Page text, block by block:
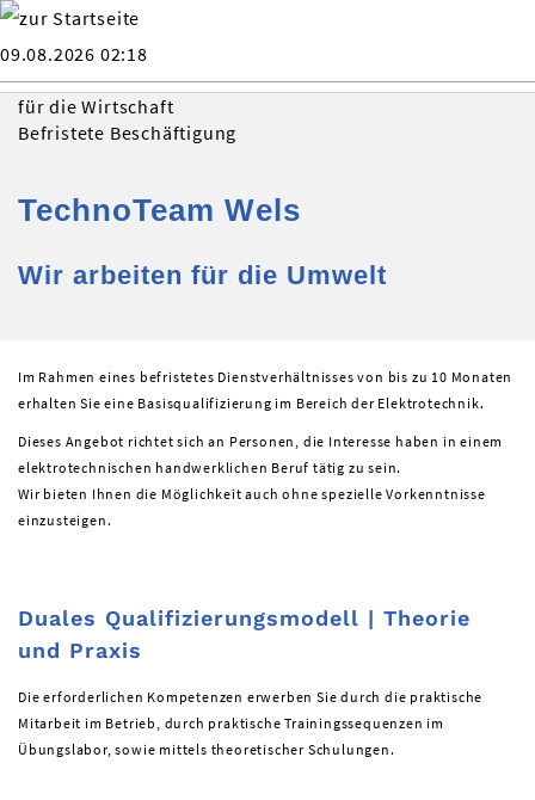
09.08.2026 02:18
für die Wirtschaft
Befristete Beschäftigung
TechnoTeam Wels
Wir arbeiten für die Umwelt
Im Rahmen eines befristetes Dienstverhältnisses von bis zu 10 Monaten
erhalten Sie eine Basisqualifizierung im Bereich der Elektrotechnik.
Dieses Angebot richtet sich an Personen, die Interesse haben in einem
elektrotechnischen handwerklichen Beruf tätig zu sein.
Wir bieten Ihnen die Möglichkeit auch ohne spezielle Vorkenntnisse
einzusteigen.
Duales Qualifizierungsmodell | Theorie
und Praxis
Die erforderlichen Kompetenzen erwerben Sie durch die praktische
Mitarbeit im Betrieb, durch praktische Trainingssequenzen im
Übungslabor, sowie mittels theoretischer Schulungen.